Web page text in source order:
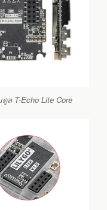
ล T-Echo Lite Core